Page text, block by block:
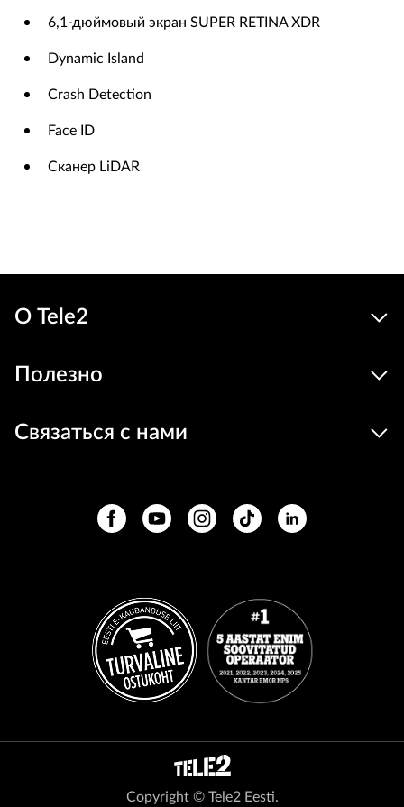
6,1-дюймовый экран SUPER RETINA XDR
Dynamic Island
Crash Detection
Face ID
Сканер LiDAR
О Tele2
Полезно
Связаться с нами
Copyright © Tele2 Eesti.